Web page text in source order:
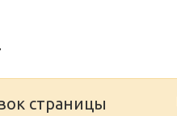
страницы